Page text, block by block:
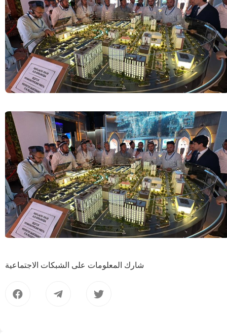
شارك المعلومات على الشبكات الاجتماعية